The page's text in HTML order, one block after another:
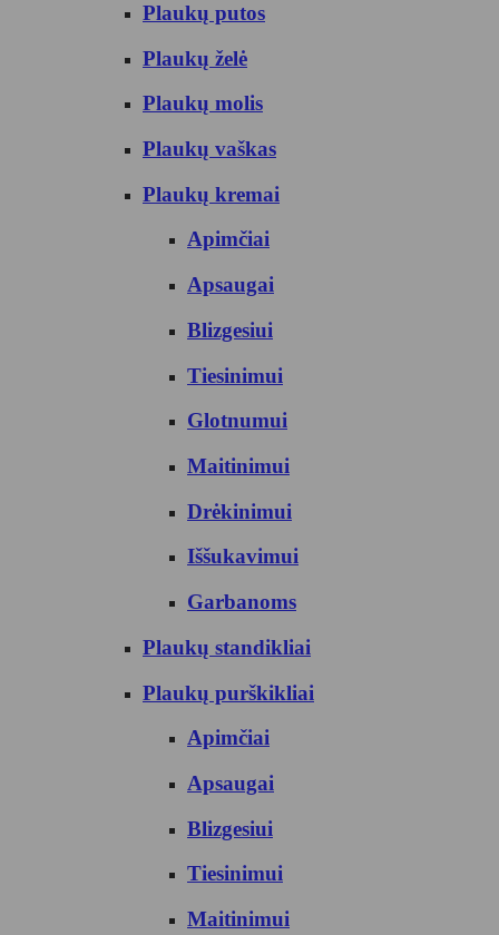
Plaukų putos
Plaukų želė
Plaukų molis
Plaukų vaškas
Plaukų kremai
Apimčiai
Apsaugai
Blizgesiui
Tiesinimui
Glotnumui
Maitinimui
Drėkinimui
Iššukavimui
Garbanoms
Plaukų standikliai
Plaukų purškikliai
Apimčiai
Apsaugai
Blizgesiui
Tiesinimui
Maitinimui